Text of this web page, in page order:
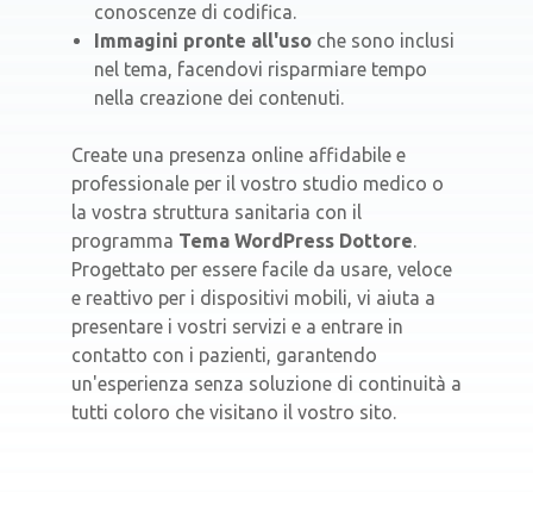
conoscenze di codifica.
Immagini pronte all'uso che sono inclusi
nel tema, facendovi risparmiare tempo
nella creazione dei contenuti.
Create una presenza online affidabile e
professionale per il vostro studio medico o
la vostra struttura sanitaria con il
programma Tema WordPress Dottore.
Progettato per essere facile da usare, veloce
e reattivo per i dispositivi mobili, vi aiuta a
presentare i vostri servizi e a entrare in
contatto con i pazienti, garantendo
un'esperienza senza soluzione di continuità a
tutti coloro che visitano il vostro sito.